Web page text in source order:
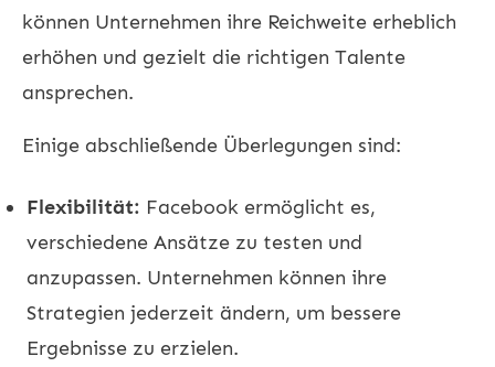
können Unternehmen ihre Reichweite erheblich
erhöhen und gezielt die richtigen Talente
ansprechen.
Einige abschließende Überlegungen sind:
Flexibilität: Facebook ermöglicht es,
verschiedene Ansätze zu testen und
anzupassen. Unternehmen können ihre
Strategien jederzeit ändern, um bessere
Ergebnisse zu erzielen.